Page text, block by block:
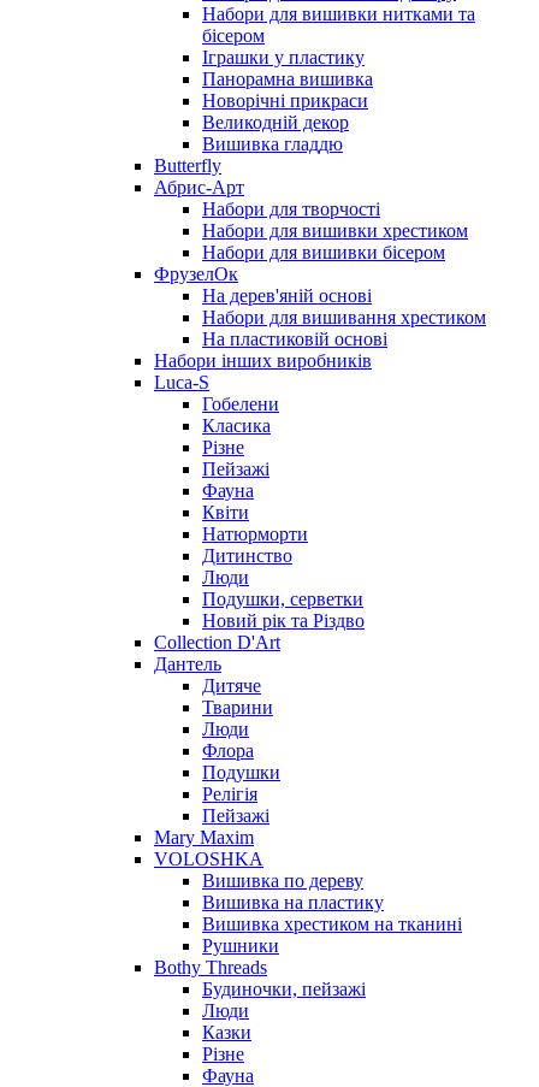
Набори для вишивки нитками та
бісером
Іграшки у пластику
Панорамна вишивка
Новорічні прикраси
Великодній декор
Вишивка гладдю
Butterfly
Абрис-Арт
Набори для творчості
Набори для вишивки хрестиком
Набори для вишивки бісером
ФрузелОк
На дерев'яній основі
Набори для вишивання хрестиком
На пластиковій основі
Набори інших виробників
Luca-S
Гобелени
Класика
Різне
Пейзажі
Фауна
Квіти
Натюрморти
Дитинство
Люди
Подушки, серветки
Новий рік та Різдво
Collection D'Art
Дантель
Дитяче
Тварини
Люди
Флора
Подушки
Релігія
Пейзажі
Mary Maxim
VOLOSHKA
Вишивка по дереву
Вишивка на пластику
Вишивка хрестиком на тканині
Рушники
Bothy Threads
Будиночки, пейзажі
Люди
Казки
Різне
Фауна